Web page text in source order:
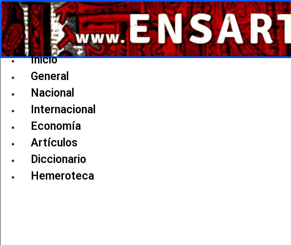
Ir
al
contenido
Inicio
General
Nacional
Internacional
Economía
Artículos
Diccionario
Hemeroteca